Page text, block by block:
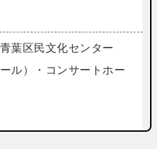
葉区民文化センター
ール）・コンサートホー